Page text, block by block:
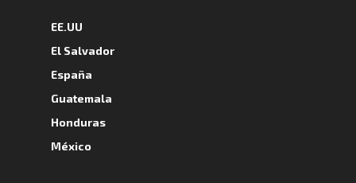
EE.UU
El Salvador
España
Guatemala
Honduras
México